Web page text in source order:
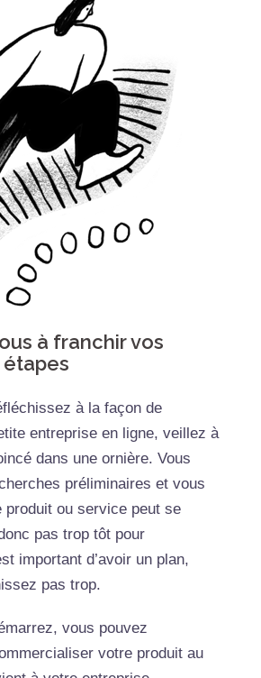
à franchir vos
à la façon de
entreprise en ligne, veillez à
dans une ornière. Vous
préliminaires et vous
produit ou service peut se
pas trop tôt pour
important d’avoir un plan,
pas trop.
vous pouvez
votre produit au